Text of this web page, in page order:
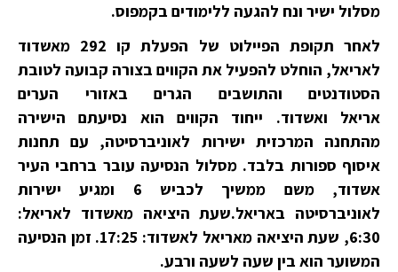
מסלול ישיר ונח להגעה ללימודים בקמפוס.
לאחר תקופת הפיילוט של הפעלת קו 292 מאשדוד
לאריאל, הוחלט להפעיל את הקווים בצורה קבועה לטובת
הסטודנטים והתושבים הגרים באזורי הערים
אריאל ואשדוד. ייחוד הקווים הוא נסיעתם הישירה
מהתחנה המרכזית ישירות לאוניברסיטה, עם תחנות
איסוף ספורות בלבד. מסלול הנסיעה עובר ברחבי העיר
אשדוד, משם ממשיך לכביש 6 ומגיע ישירות
לאוניברסיטה באריאל.שעת היציאה מאשדוד לאריאל:
6:30, שעת היציאה מאריאל לאשדוד: 17:25. זמן הנסיעה
המשוער הוא בין שעה לשעה ורבע.